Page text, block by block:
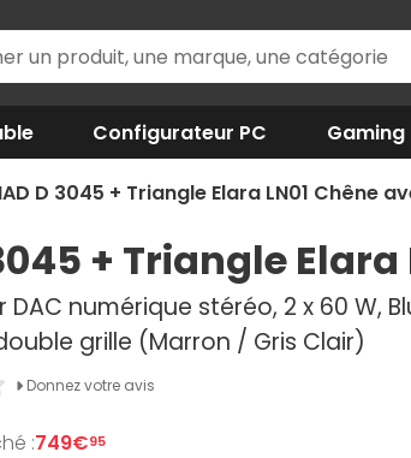
Configurateur PC Gaming
D 3045 + Triangle Elara LN01 Chêne
+ Triangle
numérique stéréo, 2 x 60 W,
grille (Marron / Gris Clair)
Donnez votre avis
:749€95